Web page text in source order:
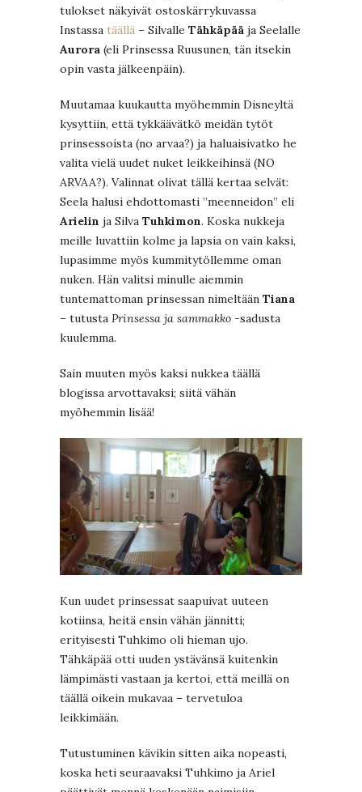
tulokset näkyivät ostoskärrykuvassa
Instassa täällä – Silvalle Tähkäpää ja Seelalle
Aurora (eli Prinsessa Ruusunen, tän itsekin
opin vasta jälkeenpäin).
Muutamaa kuukautta myöhemmin Disneyltä
kysyttiin, että tykkäävätkö meidän tytöt
prinsessoista (no arvaa?) ja haluaisivatko he
valita vielä uudet nuket leikkeihinsä (NO
ARVAA?). Valinnat olivat tällä kertaa selvät:
Seela halusi ehdottomasti ”meenneidon” eli
Arielin ja Silva Tuhkimon. Koska nukkeja
meille luvattiin kolme ja lapsia on vain kaksi,
lupasimme myös kummitytöllemme oman
nuken. Hän valitsi minulle aiemmin
tuntemattoman prinsessan nimeltään Tiana
– tutusta Prinsessa ja sammakko -sadusta
kuulemma.
Sain muuten myös kaksi nukkea täällä
blogissa arvottavaksi; siitä vähän
myöhemmin lisää!
Kun uudet prinsessat saapuivat uuteen
kotiinsa, heitä ensin vähän jännitti;
erityisesti Tuhkimo oli hieman ujo.
Tähkäpää otti uuden ystävänsä kuitenkin
lämpimästi vastaan ja kertoi, että meillä on
täällä oikein mukavaa – tervetuloa
leikkimään.
Tutustuminen kävikin sitten aika nopeasti,
koska heti seuraavaksi Tuhkimo ja Ariel